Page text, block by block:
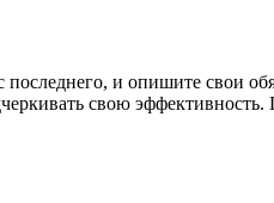
и опишите свои
свою